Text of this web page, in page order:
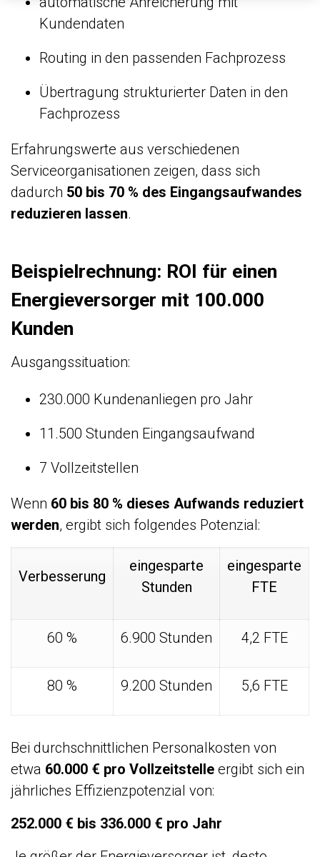
Kundendaten
Routing in den passenden Fachprozess
Übertragung strukturierter Daten in den
Fachprozess
Erfahrungswerte aus verschiedenen
Serviceorganisationen zeigen, dass sich
dadurch 50 bis 70 % des Eingangsaufwandes
reduzieren lassen.
Beispielrechnung: ROI für einen
Energieversorger mit 100.000
Kunden
Ausgangssituation:
230.000 Kundenanliegen pro Jahr
11.500 Stunden Eingangsaufwand
7 Vollzeitstellen
Wenn 60 bis 80 % dieses Aufwands reduziert
werden, ergibt sich folgendes Potenzial:
Verbesserung
eingesparte
Stunden
eingesparte
FTE
60 % 6.900 Stunden 4,2 FTE
80 % 9.200 Stunden 5,6 FTE
Bei durchschnittlichen Personalkosten von
etwa 60.000 € pro Vollzeitstelle ergibt sich ein
jährliches Effizienzpotenzial von:
252.000 € bis 336.000 € pro Jahr